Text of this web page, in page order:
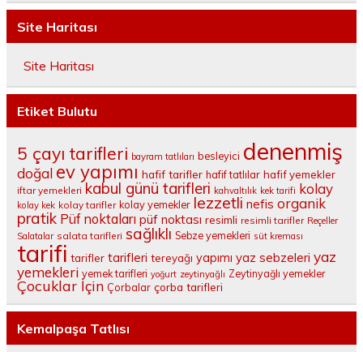
Site Haritası
Site Haritası
Etiket Bulutu
5 çayı tarifleri bayram tatlıları besleyici denenmiş
doğal ev yapımı hafif tarifler hafif tatlılar hafif yemekler
iftar yemekleri kabul günü tarifleri kahvaltılık kek tarifi kolay
kolay kek kolay tarifler kolay yemekler lezzetli nefis organik
pratik Püf noktaları püf noktası resimli resimli tarifler Reçeller
Salatalar salata tarifleri sağlıklı Sebze yemekleri süt kreması
tarifi tarifler tarifleri tereyağı yapımı yaz sebzeleri yaz
yemekleri yemek tarifleri yoğurt zeytinyağlı Zeytinyağlı yemekler
Çocuklar İçin Çorbalar çorba tarifleri
Kemalpaşa Tatlısı